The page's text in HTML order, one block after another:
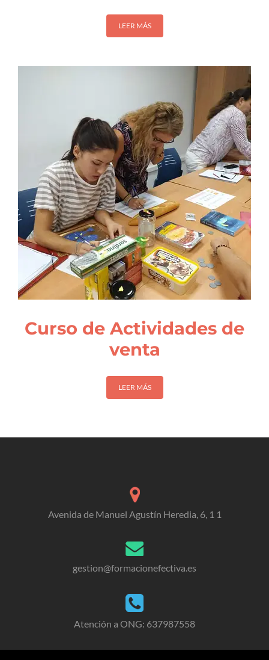
LEER MÁS
Curso de Actividades de
venta
LEER MÁS
Avenida de Manuel Agustín Heredia, 6, 1 1
gestion@formacionefectiva.es
Atención a ONG: 637987558